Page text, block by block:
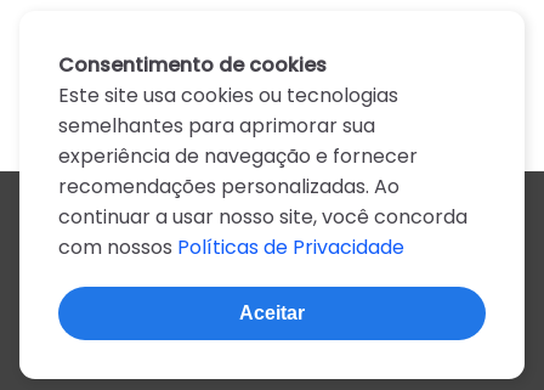
Todos os artistas
A
B C D E F G H I J
N
O P Q R S T U V W X
Z
0-9
Consentimento de cookies
Este site usa cookies ou tecnologias
semelhantes para aprimorar sua
experiência de navegação e fornecer
recomendações personalizadas. Ao
continuar a usar nosso site, você concorda
com nossos Políticas de Privacidade
Aceitar